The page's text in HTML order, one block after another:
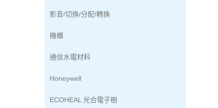
影音/切換/分配/轉換
機櫃
通信水電材料
Honeywell
ECOHEAL 光合電子樹